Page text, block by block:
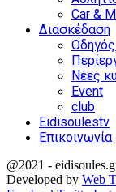
Car &
Διασκέδαση
Νέες
Event
club
Eidisoulestv
Επικοινωνία
@2021 -
Developed by Web